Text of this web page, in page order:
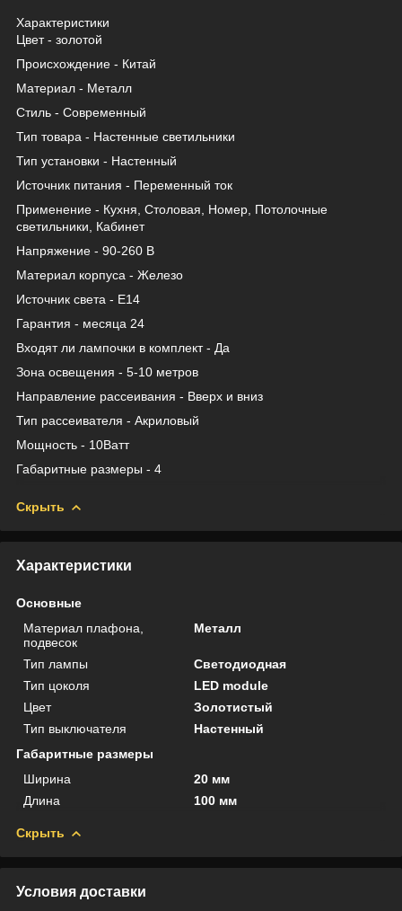
Характеристики
Цвет - золотой
Происхождение - Китай
Материал - Металл
Стиль - Современный
Тип товара - Настенные светильники
Тип установки - Настенный
Источник питания - Переменный ток
Применение - Кухня, Столовая, Номер, Потолочные
светильники, Кабинет
Напряжение - 90-260 В
Материал корпуса - Железо
Источник света - Е14
Гарантия - месяца 24
Входят ли лампочки в комплект - Да
Зона освещения - 5-10 метров
Направление рассеивания - Вверх и вниз
Тип рассеивателя - Акриловый
Мощность - 10Ватт
Габаритные размеры - 4
Скрыть
Характеристики
Основные
Материал плафона,
подвесок
Металл
Тип лампы
Светодиодная
Тип цоколя
LED module
Цвет
Золотистый
Тип выключателя
Настенный
Габаритные размеры
Ширина
20 мм
Длина
100 мм
Скрыть
Условия доставки